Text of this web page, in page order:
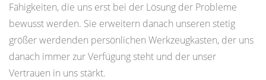
Fähigkeiten, die uns erst bei der Lösung der Probleme
bewusst werden. Sie erweitern danach unseren stetig
größer werdenden persönlichen Werkzeugkasten, der uns
danach immer zur Verfügung steht und der unser
Vertrauen in uns stärkt.